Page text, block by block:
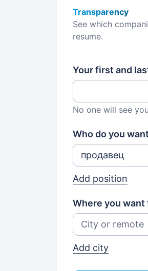
Transparency
See which
resume.
Your first and
No one will see
Who do you
Add position
Where you want
Add city